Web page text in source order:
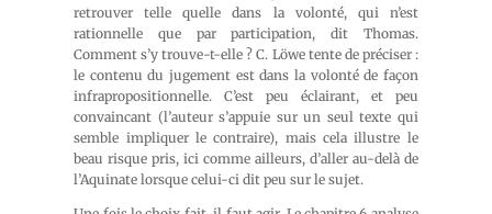
retrouver telle quelle dans la volonté, qui n’est
rationnelle que par participation, dit Thomas.
Comment s’y trouve-t-elle ? C. Löwe tente de préciser :
le contenu du jugement est dans la volonté de façon
infrapropositionnelle. C’est peu éclairant, et peu
convaincant (l’auteur s’appuie sur un seul texte qui
semble impliquer le contraire), mais cela illustre le
beau risque pris, ici comme ailleurs, d’aller au-delà de
l’Aquinate lorsque celui-ci dit peu sur le sujet.